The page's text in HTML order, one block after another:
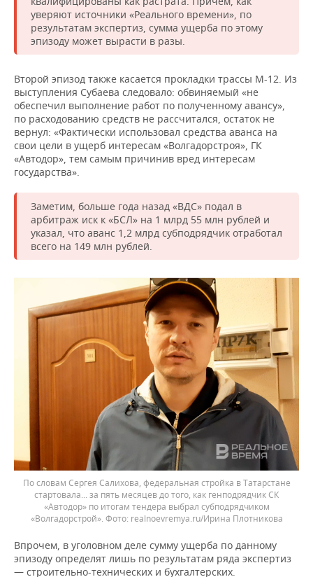
уверяют источники «Реального времени», по
результатам экспертиз, сумма ущерба по этому
эпизоду может вырасти в разы.
Второй эпизод также касается прокладки трассы М-12. Из
выступления Субаева следовало: обвиняемый «не
обеспечил выполнение работ по полученному авансу»,
по расходованию средств не рассчитался, остаток не
вернул: «Фактически использовал средства аванса на
свои цели в ущерб интересам «Волгадорстроя», ГК
«Автодор», тем самым причинив вред интересам
государства».
Заметим, больше года назад «ВДС» подал в
арбитраж иск к «БСЛ» на 1 млрд 55 млн рублей и
указал, что аванс 1,2 млрд субподрядчик отработал
всего на 149 млн рублей.
По словам Сергея Салихова, федеральная стройка в Татарстане
стартовала... за пять месяцев до того, как генподрядчик СК
«Автодор» по итогам тендера выбрал субподрядчиком
«Волгадорстрой».
realnoevremya.ru/Ирина Плотникова
Впрочем, в уголовном деле сумму ущерба по данному
эпизоду определят лишь по результатам ряда экспертиз
— строительно-технических и бухгалтерских.